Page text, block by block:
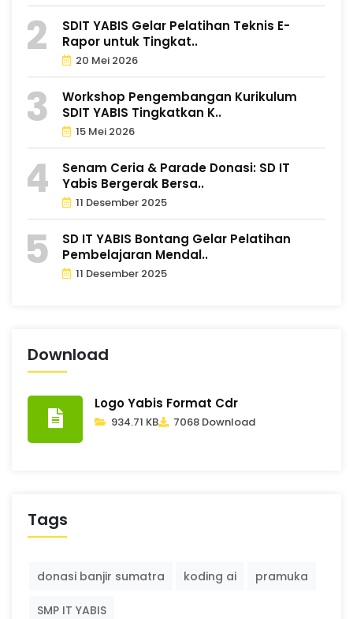
SDIT YABIS Gelar Pelatihan Teknis E-
Rapor untuk Tingkat..
20 Mei 2026
Workshop Pengembangan Kurikulum
SDIT YABIS Tingkatkan K..
15 Mei 2026
Senam Ceria & Parade Donasi: SD IT
Yabis Bergerak Bersa..
11 Desember 2025
SD IT YABIS Bontang Gelar Pelatihan
Pembelajaran Mendal..
11 Desember 2025
Download
Logo Yabis Format Cdr
934.71 KB 7068 Download
Tags
donasi banjir sumatra koding ai pramuka
SMP IT YABIS